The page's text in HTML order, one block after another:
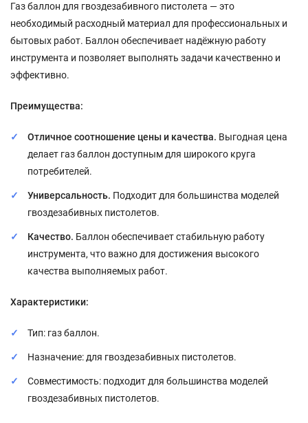
Газ баллон для гвоздезабивного пистолета — это
необходимый расходный материал для профессиональных и
бытовых работ. Баллон обеспечивает надёжную работу
инструмента и позволяет выполнять задачи качественно и
эффективно.
Преимущества:
Отличное соотношение цены и качества. Выгодная цена
делает газ баллон доступным для широкого круга
потребителей.
Универсальность. Подходит для большинства моделей
гвоздезабивных пистолетов.
Качество. Баллон обеспечивает стабильную работу
инструмента, что важно для достижения высокого
качества выполняемых работ.
Характеристики:
Тип: газ баллон.
Назначение: для гвоздезабивных пистолетов.
Совместимость: подходит для большинства моделей
гвоздезабивных пистолетов.